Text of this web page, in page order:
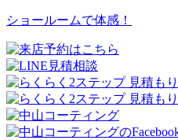
ショールームで体感！